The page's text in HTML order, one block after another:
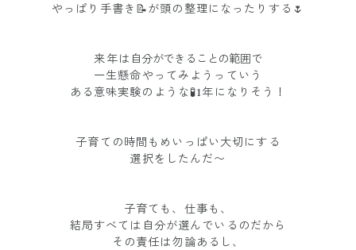
やっぱり手書き📝が頭の整理になったりする🌷
来年は 自分ができることの範囲で
一生懸命やってみようっていう
ある意味実験のような🧪1年になりそう！
子育ての時間もめいっぱい大切にする
選択をしたんだ〜
子育ても、仕事も、
結局すべては自分が選んでいるのだから
その責任は勿論あるし、